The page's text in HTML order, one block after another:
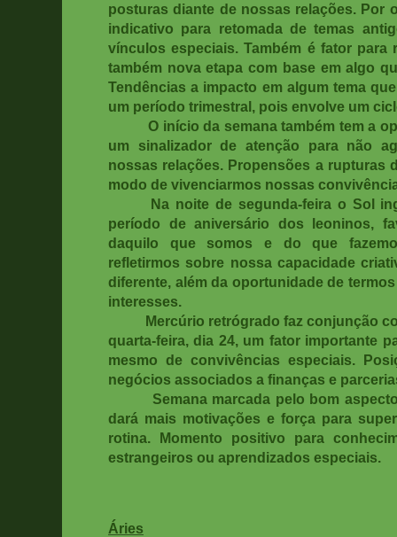
posturas diante de nossas relações. Por
indicativo para retomada de temas
vínculos especiais. Também é fator para
também nova etapa com base em algo
Tendências a impacto em algum tema
um período trimestral, pois envolve um
O início da semana também tem a
um sinalizador de atenção para não
nossas relações. Propensões a rupturas
modo de vivenciarmos nossas
Na noite de segunda-feira o Sol
período de aniversário dos leoninos,
daquilo que somos e do que
refletirmos sobre nossa capacidade
diferente, além da oportunidade de
interesses.
Mercúrio retrógrado faz conjunção
quarta-feira, dia 24, um fator importante
mesmo de convivências especiais.
negócios associados a finanças e
Semana marcada pelo bom
dará mais motivações e força para
rotina. Momento positivo para
estrangeiros ou aprendizados especiais.
Áries